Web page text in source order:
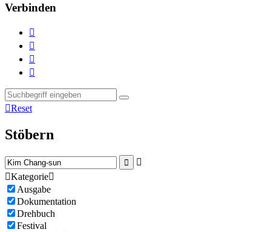
Verbinden




Reset
Stöbern


Kategorie
Ausgabe
Dokumentation
Drehbuch
Festival